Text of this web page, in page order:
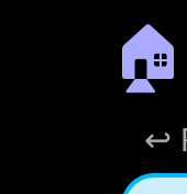
🏠
↩